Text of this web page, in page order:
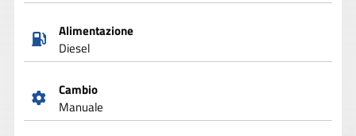
Alimentazione
Diesel
Cambio
Manuale